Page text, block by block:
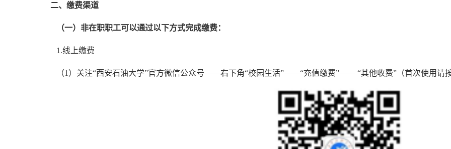
二、缴费渠道
（一）非在职职工可以通过以下方式完成缴费：
1.线上缴费
（1）关注“西安石油大学”官方微信公众号——右下角“校园生活”——“充值缴费”—— “其他收费”（首次使用请按